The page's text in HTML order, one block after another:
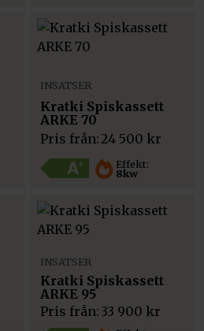
Effekt:
8kw
INSATSER
Kratki Spiskassett
ARKE 70
Pris från:24 500 kr
INSATSER
Kratki Spiskassett
ARKE 95
Pris från: 33 900 kr